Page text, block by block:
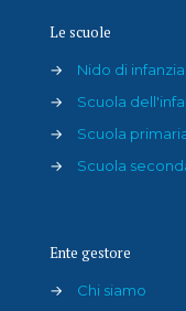
Le scuole
→
Nido di infanzia
→
Scuola
→
Scuola
→
Scuola
Ente gestore
→
Chi siamo